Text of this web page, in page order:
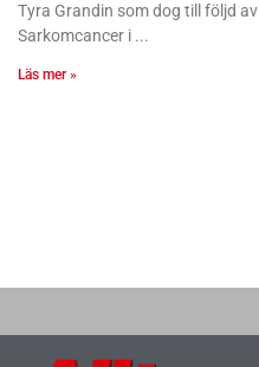
Tyra Grandin som dog till följd av
Sarkomcancer i
Läs mer »